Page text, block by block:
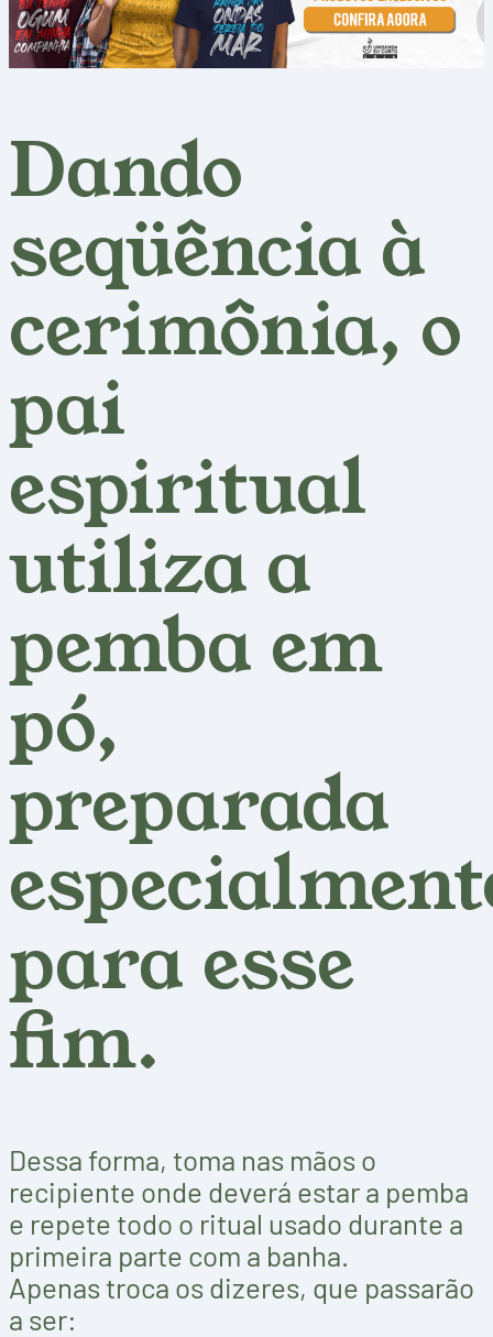
Dando
seqüência à
cerimônia, o
pai
espiritual
utiliza a
pemba em
pó,
preparada
para esse
fim.
Dessa forma, toma nas mãos o
recipiente onde deverá estar a pemba
e repete todo o ritual usado durante a
primeira parte com a banha.
Apenas troca os dizeres, que passarão
a ser: